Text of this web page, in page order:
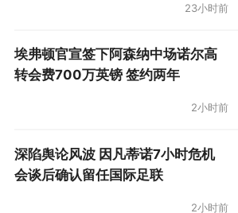
23小时前
埃弗顿官宣签下阿森纳中场诺尔高
转会费700万英镑 签约两年
2小时前
深陷舆论风波 因凡蒂诺7小时危机
会谈后确认留任国际足联
2小时前